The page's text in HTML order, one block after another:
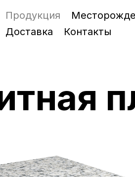
Продукция
Доставка
Контакты